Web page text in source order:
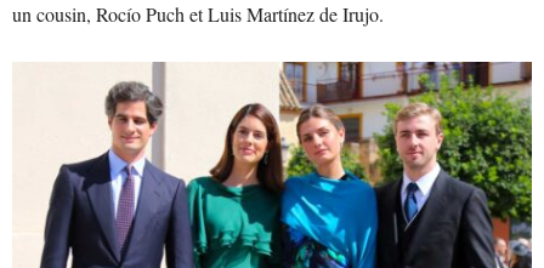
un cousin, Rocío Puch et Luis Martínez de Irujo.